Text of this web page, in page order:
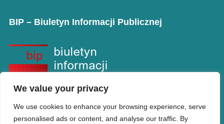
We value your privacy
We use cookies to enhance your browsing experience, serve
personalised ads or content, and analyse our traffic. By
BIP – Biuletyn Informacji Publicznej